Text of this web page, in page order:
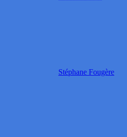
Stéphane Fougère